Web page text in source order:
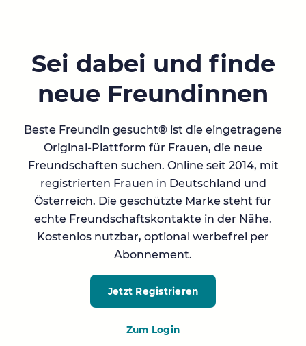
Sei dabei und finde
neue Freundinnen
Beste Freundin gesucht® ist die eingetragene
Original-Plattform für Frauen, die neue
Freundschaften suchen. Online seit 2014, mit
registrierten Frauen in Deutschland und
Österreich. Die geschützte Marke steht für
echte Freundschaftskontakte in der Nähe.
Kostenlos nutzbar, optional werbefrei per
Abonnement.
Jetzt Registrieren
Zum Login